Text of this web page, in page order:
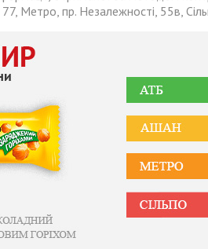
Метро, пр. Незалежності, 55в,